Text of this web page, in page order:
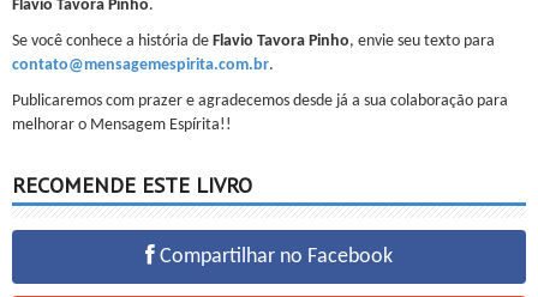
Flavio Tavora Pinho.
Se você conhece a história de Flavio Tavora Pinho, envie seu texto para
contato@mensagemespirita.com.br.
Publicaremos com prazer e agradecemos desde já a sua colaboração para
melhorar o Mensagem Espírita!!
RECOMENDE ESTE LIVRO
Compartilhar no Facebook